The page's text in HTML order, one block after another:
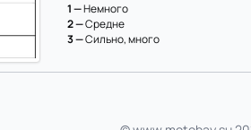
1 —Немного
2 —Средне
3 —Сильно, много